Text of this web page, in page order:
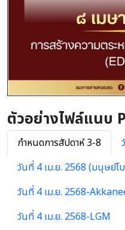
ตัวอย่างไฟล์แนบ
กำหนดการสัปดาห์ 3-8
วันที่ 4 เม.ย. 2568 (มนุษย์โ
วันที่ 4 เม.ย. 2568-
วันที่ 4 เม.ย. 2568-LGM